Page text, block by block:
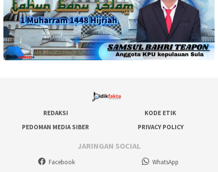
REDAKSI
KODE ETIK
PEDOMAN MEDIA SIBER
PRIVACY POLICY
JARINGAN SOCIAL
Facebook WhatsApp